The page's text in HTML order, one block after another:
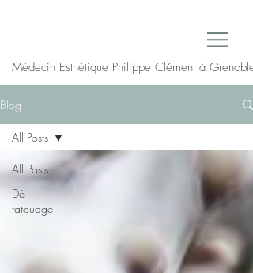
Médecin Esthétique Philippe Clément à Grenoble
Blog
All Posts
Dé
tatouage
All Posts